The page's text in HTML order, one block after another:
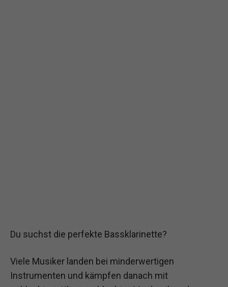
Du suchst die perfekte Bassklarinette?
Viele Musiker landen bei minderwertigen
Instrumenten und kämpfen danach mit